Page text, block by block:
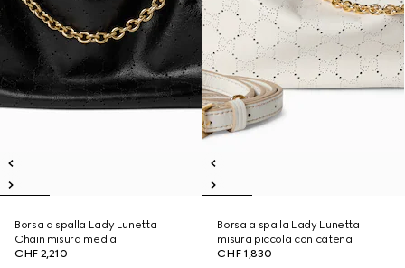
Borsa a spalla Lady Lunetta
Chain misura media
CHF 2,210
Borsa a spalla Lady Lunetta
misura piccola con catena
CHF 1,830